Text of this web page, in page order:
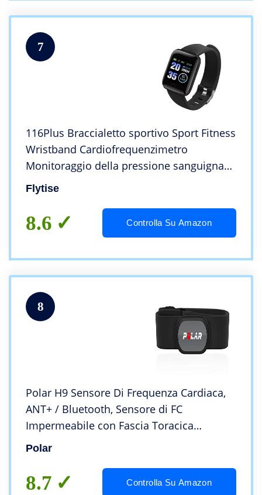
7
116Plus Braccialetto sportivo Sport Fitness
Wristband Cardiofrequenzimetro
Monitoraggio della pressione sanguigna
Pedometro
Flytise
8.6 Controlla Su Amazon
8
Polar H9 Sensore Di Frequenza Cardiaca,
ANT+ / Bluetooth, Sensore di FC
Impermeabile con Fascia Toracica
Morbida per Palestra, Ciclismo, Corsa,
Polar
8.7 Controlla Su Amazon